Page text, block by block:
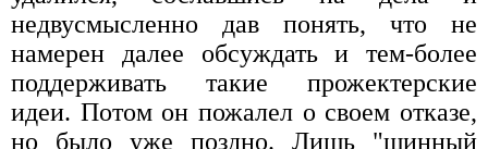
недвусмысленно дав понять, что не
намерен далее обсуждать и тем-более
поддерживать такие прожектерские
идеи. Потом он пожалел о своем отказе,
но было уже поздно. Лишь "шинный